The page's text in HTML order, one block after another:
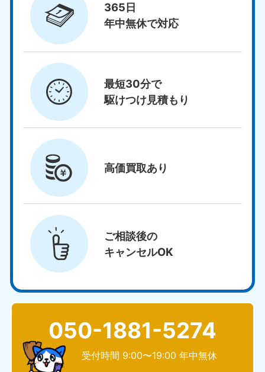
365日
年中無休で対応
最短30分で
駆けつけ見積もり
高価買取あり
ご相談後の
キャンセルOK
050-1881-5274
受付時間 9:00〜19:00 年中無休